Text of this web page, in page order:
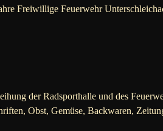
Freiwillige Feuerwehr
der Radsporthalle und des
Obst, Gemüse, Backwaren,